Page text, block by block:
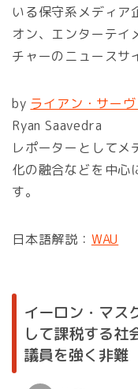
いる保守系メディア
オン、エンターテイ
チャーのニュースサ
by ライアン・サー
Ryan Saavedra
レポーターとしてメ
化の融合などを中心
す。
日本語解説： WAU
イーロン・マス
して課税する社
議員を強く非難